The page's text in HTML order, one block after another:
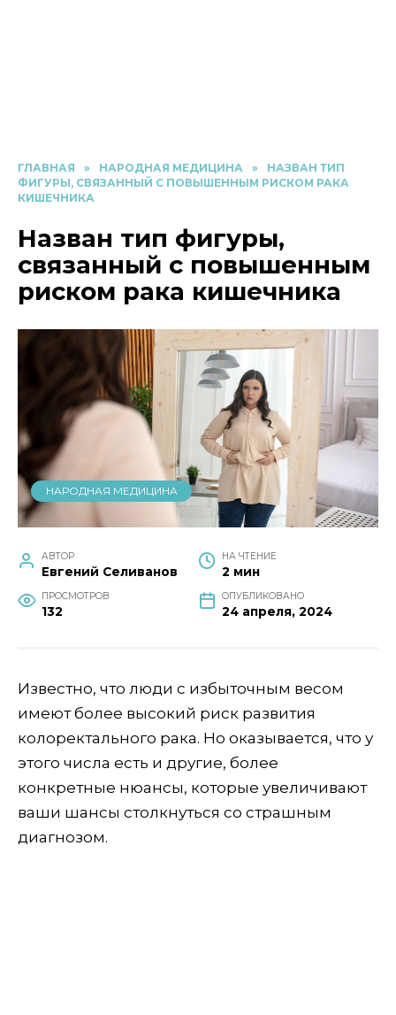
ГЛАВНАЯ » НАРОДНАЯ МЕДИЦИНА »
НАЗВАН ТИП
ФИГУРЫ, СВЯЗАННЫЙ С ПОВЫШЕННЫМ РИСКОМ РАКА
КИШЕЧНИКА
Назван тип фигуры,
связанный с повышенным
риском рака кишечника
НАРОДНАЯ МЕДИЦИНА
АВТОР
Евгений Селиванов
НА ЧТЕНИЕ
2 мин
ПРОСМОТРОВ
132
ОПУБЛИКОВАНО
24 апреля, 2024
Известно, что люди с избыточным весом
имеют более высокий риск развития
колоректального рака. Но оказывается, что у
этого числа есть и другие, более
конкретные нюансы, которые увеличивают
ваши шансы столкнуться со страшным
диагнозом.